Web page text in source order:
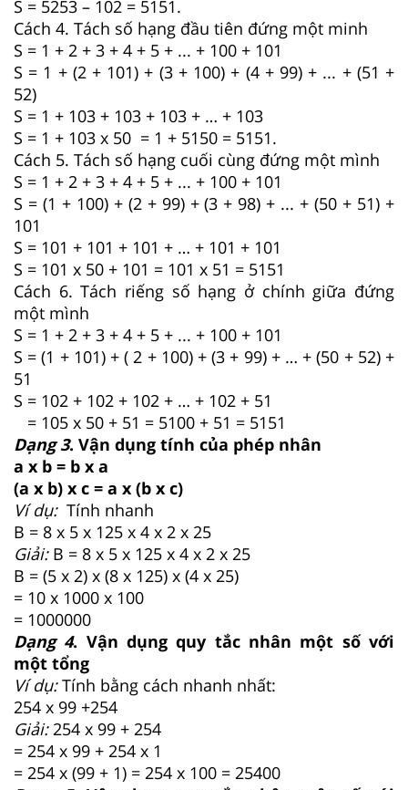
S = 5253 – 102 = 5151.
Cách 4. Tách số hạng đầu tiên đứng một minh
S = 1 + 2 + 3 + 4 + 5 + ... + 100 + 101
S = 1 + (2 + 101) + (3 + 100) + (4 + 99) + ... + (51 +
52)
S = 1 + 103 + 103 + 103 + … + 103
S = 1 + 103 x 50 = 1 + 5150 = 5151.
Cách 5. Tách số hạng cuối cùng đứng một mình
S = 1 + 2 + 3 + 4 + 5 + ... + 100 + 101
S = (1 + 100) + (2 + 99) + (3 + 98) + ... + (50 + 51) +
101
S = 101 + 101 + 101 + … + 101 + 101
S = 101 x 50 + 101 = 101 x 51 = 5151
Cách 6. Tách riếng số hạng ở chính giữa đứng
một mình
S = 1 + 2 + 3 + 4 + 5 + ... + 100 + 101
S = (1 + 101) + ( 2 + 100) + (3 + 99) + … + (50 + 52) +
51
S = 102 + 102 + 102 + … + 102 + 51
= 105 x 50 + 51 = 5100 + 51 = 5151
Dạng 3. Vận dụng tính của phép nhân
a x b = b x a
(a x b) x c = a x (b x c)
Ví dụ: Tính nhanh
B = 8 x 5 x 125 x 4 x 2 x 25
Giải: B = 8 x 5 x 125 x 4 x 2 x 25
B = (5 x 2) x (8 x 125) x (4 x 25)
= 10 x 1000 x 100
= 1000000
Dạng 4. Vận dụng quy tắc nhân một số với
một tổng
Ví dụ:Tính bằng cách nhanh nhất:
254 x 99 +254
Giải:254 x 99 + 254
= 254 x 99 + 254 x 1
= 254 x (99 + 1) = 254 x 100 = 25400